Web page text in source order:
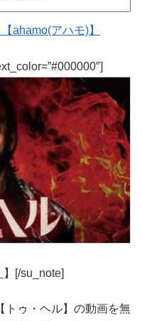
ahamo(アハモ)】
】[/su_note]
トゥ・ヘル】の動画を無